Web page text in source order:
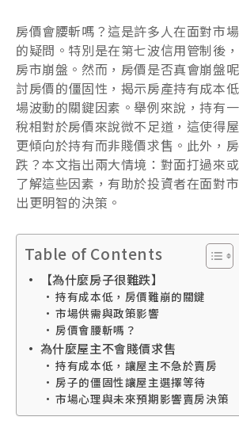
房價會腰斬嗎？這是許多人在面對市
的疑問。特別是在第七波信用管制後
房市崩盤。然而，房價是否真會崩盤
討房價的僵固性，揭示房產持有成本
場波動的關鍵因素。舉例來說，持有
稅相對於房價來說微不足道，這使得
更傾向於持有而非賤價求售。此外，
跌？本文指出兩大情境：對面打過來
了解這些因素，有助於投資者在面對
出更明智的決策。
Table of Contents
【為什麼房子很難跌】
持有成本低，房價難崩的關鍵
市場供需與政策影響
房價會腰斬嗎？
為什麼屋主不會賤價求售
持有成本低，讓屋主不急於賣房
房子的僵固性讓屋主選擇等待
市場心理與未來預期影響賣房決策